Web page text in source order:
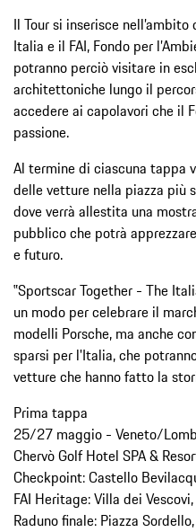
Il Tour si inserisce
Italia e il FAI, Fondo per
potranno perciò visitare in
architettoniche lungo il
accedere ai capolavori che il
passione.
Al termine di ciascuna tappa
delle vetture nella piazza più
dove verrà allestita una
pubblico che potrà
e futuro.
‟Sportscar Together - The
un modo per celebrare il
modelli Porsche, ma anche
sparsi per l'Italia, che
vetture che hanno fatto la
Prima tappa
25/27 maggio - Veneto/
Chervò Golf Hotel SPA &
Checkpoint: Castello
FAI Heritage: Villa dei
Raduno finale: Piazza